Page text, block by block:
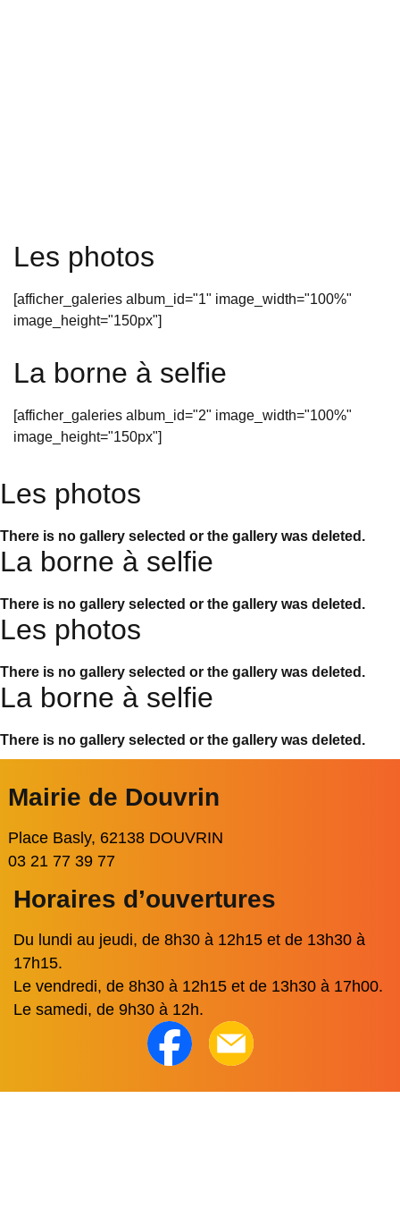
Les photos
[afficher_galeries album_id="1" image_width="100%"
image_height="150px"]
La borne à selfie
[afficher_galeries album_id="2" image_width="100%"
image_height="150px"]
Les photos
There is no gallery selected or the gallery was deleted.
La borne à selfie
There is no gallery selected or the gallery was deleted.
Les photos
There is no gallery selected or the gallery was deleted.
La borne à selfie
There is no gallery selected or the gallery was deleted.
Mairie de Douvrin
Place Basly, 62138 DOUVRIN
03 21 77 39 77
Horaires d’ouvertures
Du lundi au jeudi, de 8h30 à 12h15 et de 13h30 à
17h15.
Le vendredi, de 8h30 à 12h15 et de 13h30 à 17h00.
Le samedi, de 9h30 à 12h.